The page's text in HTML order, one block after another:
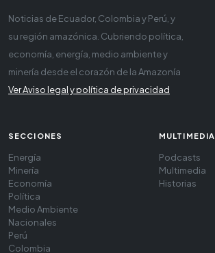
Noticias de Ecuador, Colombia y Perú, y
su región amazónica. Cubriendo política,
economía, energía, medio ambiente y
minería desde el corazón de la Amazonía
Ver Aviso legal y política de privacidad
SECCIONES
Energía
Minería
Economía
Política
Medio Ambiente
Nacionales
Perú
Colombia
MULTIMEDIA
Podcasts
Multimedia
Historias